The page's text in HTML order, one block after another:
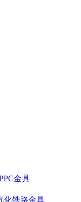
金具
化铁路金具